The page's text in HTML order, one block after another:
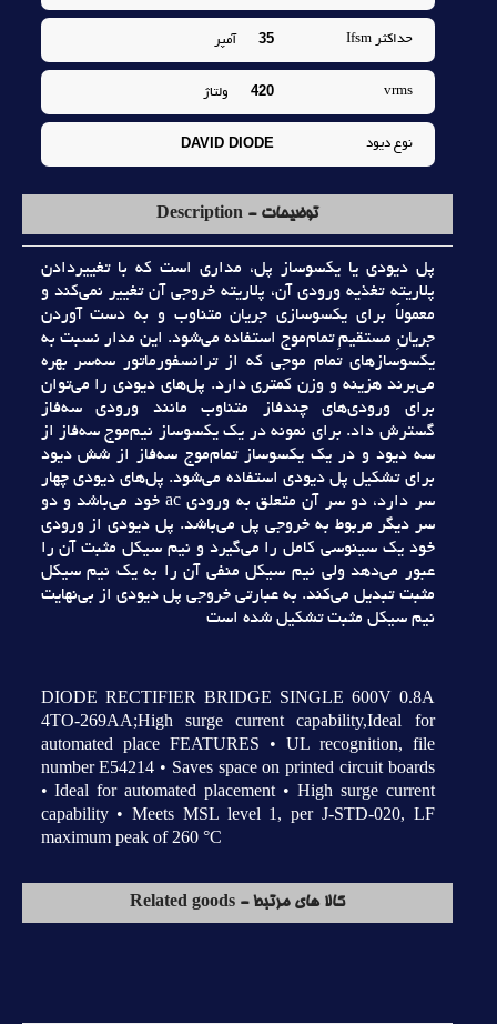
حداکثر Ifsm 35 آمپر
vrms
420 ولتاژ
نوع ديود DAVID DIODE
توضیحات - Description
پل ديودي يا يکسوساز پل، مداري است که با تغييردادن
پلاريته تغذيه ورودي آن، پلاريته خروجي آن تغيير نمي‌کند و
معمولاً براي يکسوسازي جريان متناوب و به دست آوردن
جريانِ مستقيمِ تمام‌موج استفاده مي‌شود. اين مدار نسبت به
يکسوسازهاي تمام موجي که از ترانسفورماتور سه‌سر بهره
مي‌برند هزينه و وزن کمتري دارد. پل‌هاي ديودي را مي‌توان
براي ورودي‌هاي چندفاز متناوب مانند ورودي سه‌فاز
گسترش داد. براي نمونه در يک يکسوساز نيم‌موج سه‌فاز از
سه ديود و در يک يکسوساز تمام‌موج سه‌فاز از شش ديود
براي تشکيل پل ديودي استفاده مي‌شود. پل‌هاي ديودي چهار
سر دارد، دو سر آن متعلق به ورودي ac خود مي‌باشد و دو
سر ديگر مربوط به خروجي پل مي‌باشد. پل ديودي از ورودي
خود يک سينوسي کامل را مي‌گيرد و نيم سيکل مثبت آن را
عبور مي‌دهد ولي نيم سيکل منفي آن را به يک نيم سيکل
مثبت تبديل مي‌کند. به عبارتي خروجي پل ديودي از بي‌نهايت
نيم سيکل مثبت تشکيل شده است
DIODE RECTIFIER BRIDGE SINGLE 600V 0.8A
4TO-269AA;High surge current capability,Ideal for
automated place FEATURES • UL recognition, file
number E54214 • Saves space on printed circuit boards
• Ideal for automated placement • High surge current
capability • Meets MSL level 1, per J-STD-020, LF
maximum peak of 260 °C
کالا های مرتبط - Related goods